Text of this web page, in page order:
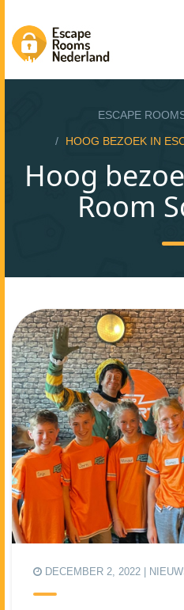
ESCAPE
HOOG BEZOEK IN
Hoog
Room
DECEMBER 2, 2022 |